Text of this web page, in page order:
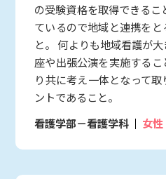
の受験資格を取得できる
ているので地域と連携を
と。 何よりも地域看護が
座や出張公演を実施する
り共に考え一体となって
ントであること。
看護学部－看護学科
女性